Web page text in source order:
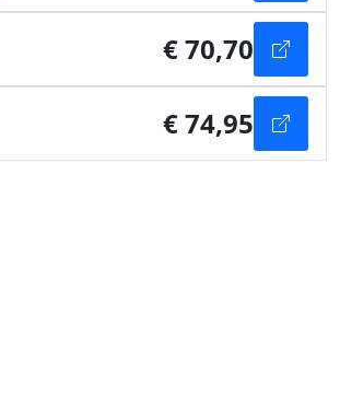
€ 70,70
€ 74,95